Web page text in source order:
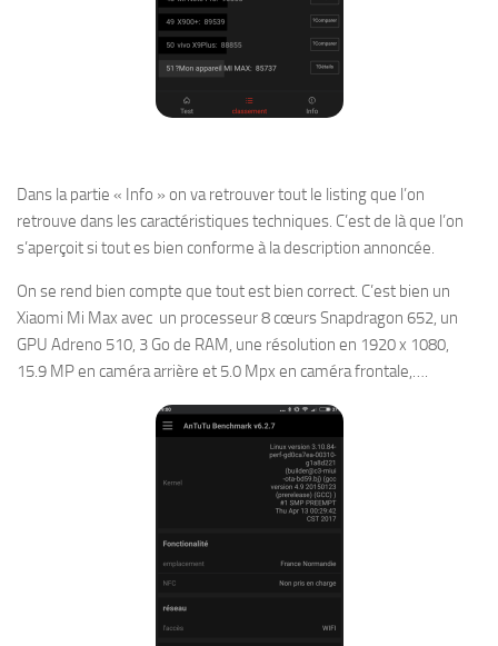
Dans la partie « Info » on va retrouver tout le listing que l’on
retrouve dans les caractéristiques techniques. C’est de là que l’on
s’aperçoit si tout es bien conforme à la description annoncée.
On se rend bien compte que tout est bien correct. C’est bien un
Xiaomi Mi Max avec un processeur 8 cœurs Snapdragon 652, un
GPU Adreno 510, 3 Go de RAM, une résolution en 1920 x 1080,
15.9 MP en caméra arrière et 5.0 Mpx en caméra frontale,….